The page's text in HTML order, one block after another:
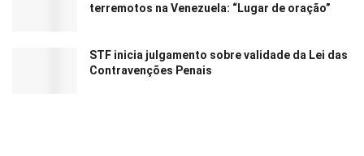
terremotos na Venezuela: “Lugar de oração”
STF inicia julgamento sobre validade da Lei das
Contravenções Penais